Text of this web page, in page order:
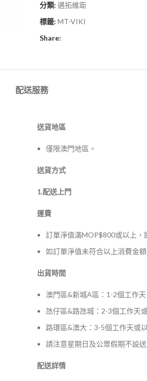
分類: 邁拓維距
標籤: MT-VIKI
Share:
配送服務
送貨地區
僅限澳門地區。
送貨方式
1.配送上門
運費
訂單淨值滿MOP$800或以上，
如訂單淨值未符合以上消費金
出貨時間
澳門區&新城A區：1-2個工作
氹仔區&路氹城：2-3個工作天
路環區&澳大：3-5個工作天或
請注意星期日及公眾假期不設
配送詳情